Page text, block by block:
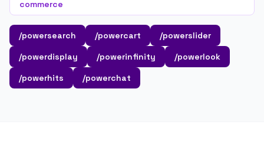
commerce
/powersearch /powercart
/powerslider
/powerdisplay
/powerinfinity
/powerlook
/powerhits
/powerchat